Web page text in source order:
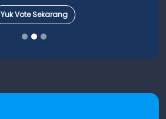
Yuk Vote Sekarang